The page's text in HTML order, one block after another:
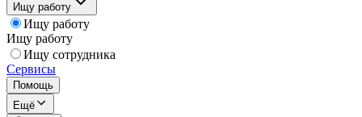
Ищу работу
Ищу работу
Ищу работу
Ищу сотрудника
Сервисы
Помощь
Ещё